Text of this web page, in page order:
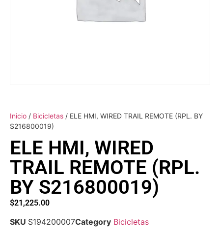
Inicio / Bicicletas / ELE HMI, WIRED TRAIL REMOTE (RPL. BY
S216800019)
ELE HMI, WIRED
TRAIL REMOTE (RPL.
BY S216800019)
$21,225.00
SKU S194200007Category Bicicletas